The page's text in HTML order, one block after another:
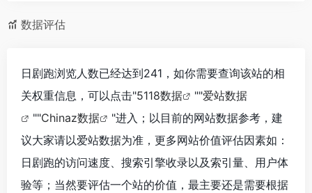
数据评估
日剧跑浏览人数已经达到241，如你需要查询该站的相
关权重信息，可以点击"5118数据 ""爱站数据
""Chinaz数据
"进入；以目前的网站数据参考，建
议大家请以爱站数据为准，更多网站价值评估因素如：
日剧跑的访问速度、搜索引擎收录以及索引量、用户体
验等；当然要评估一个站的价值，最主要还是需要根据